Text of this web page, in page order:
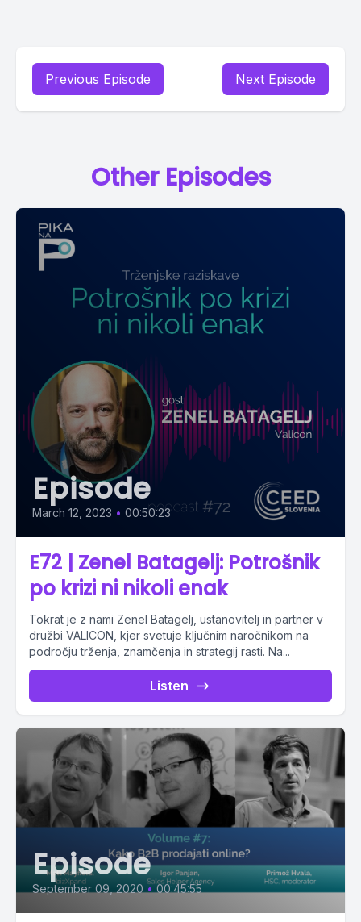
Previous Episode Next Episode
Other Episodes
Episode
March 12, 2023 • 00:50:23
E72 | Zenel Batagelj: Potrošnik
po krizi ni nikoli enak
Tokrat je z nami Zenel Batagelj, ustanovitelj in partner v
družbi VALICON, kjer svetuje ključnim naročnikom na
področju trženja, znamčenja in strategij rasti. Na...
Listen
Episode
September 09, 2020 • 00:45:55